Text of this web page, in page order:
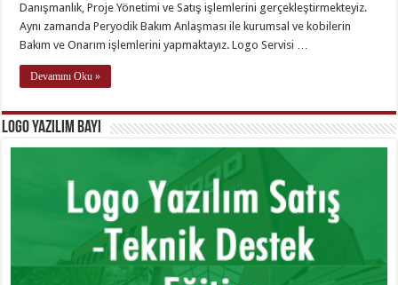
Danışmanlık, Proje Yönetimi ve Satış işlemlerini gerçekleştirmekteyiz.
Aynı zamanda Peryodik Bakım Anlaşması ile kurumsal ve kobilerin
Bakım ve Onarım işlemlerini yapmaktayız. Logo Servisi …
Devamını Oku »
Logo Yazılım Bayi